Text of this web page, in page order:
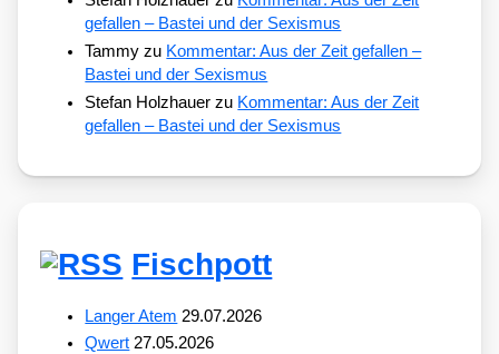
gefallen – Bastei und der Sexismus
Tammy zu Kommentar: Aus der Zeit gefallen –
Bastei und der Sexismus
Stefan Holzhauer zu Kommentar: Aus der Zeit
gefallen – Bastei und der Sexismus
Fischpott
Langer Atem 29.07.2026
Qwert 27.05.2026